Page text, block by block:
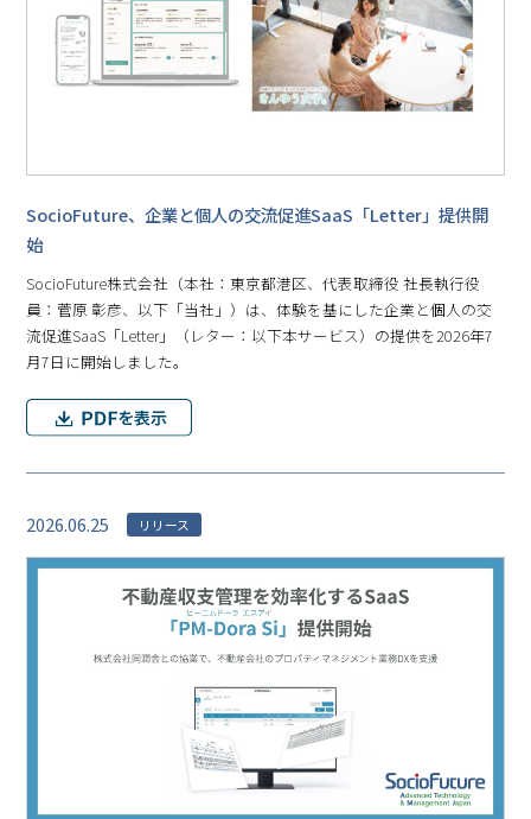
SocioFuture、企業と個人の交流促進SaaS「Letter」提供開
始
SocioFuture株式会社（本社：東京都港区、代表取締役 社長執行役
員：菅原 彰彦、以下「当社」）は、体験を基にした企業と個人の交
流促進SaaS「Letter」（レター：以下本サービス）の提供を2026年7
月7日に開始しました。
2026.06.25 リリース